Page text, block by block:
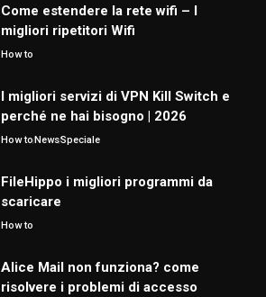
Come estendere la rete wifi – I
migliori ripetitori Wifi
How to
I migliori servizi di VPN Kill Switch e
perché ne hai bisogno | 2026
How toNewsSpeciale
FileHippo i migliori programmi da
scaricare
How to
Alice Mail non funziona? come
risolvere i problemi di accesso